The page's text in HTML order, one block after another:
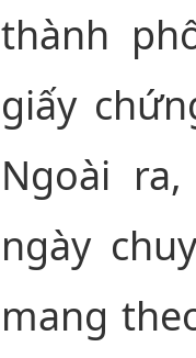
thành
giấy
Ngoài
ngày
mang